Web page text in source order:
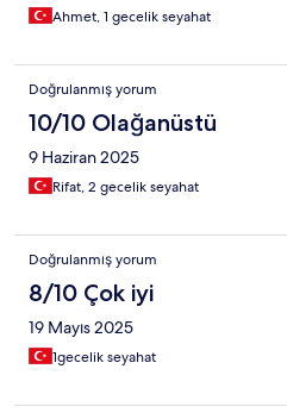
Ahmet, 1 gecelik seyahat
Doğrulanmış yorum
10/10 Olağanüstü
9 Haziran 2025
Rifat, 2 gecelik seyahat
Doğrulanmış yorum
8/10 Çok iyi
19 Mayıs 2025
1gecelik seyahat